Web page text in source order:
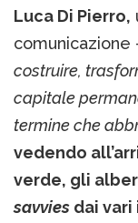
Luca Di Pierro,
comunicazione
costruire,
capitale
termine che
vedendo
verde, gli
savvies dai vari